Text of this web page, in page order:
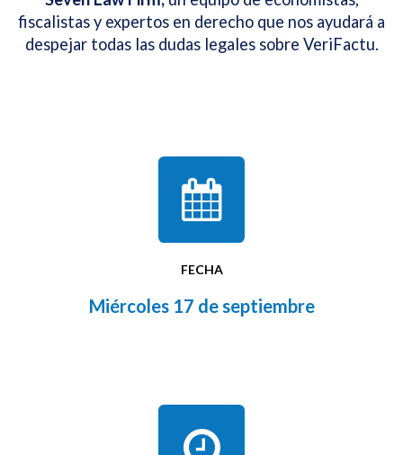
fiscalistas y expertos en derecho que nos ayudará a
despejar todas las dudas legales sobre VeriFactu.
FECHA
Miércoles 17 de septiembre